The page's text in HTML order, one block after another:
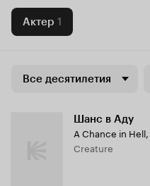
Актер 1
Все десятилетия
Шанс в Аду
A Chance in Hell,
Creature